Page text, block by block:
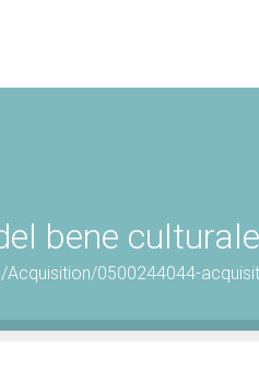
bene
0500244044-